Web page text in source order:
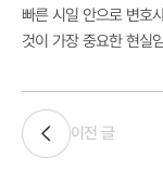
빠른 시일 안으로 변호
것이 가장 중요한 현실
이전 글